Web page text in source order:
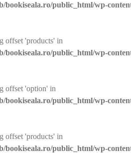
bookiseala.ro/public_html/wp-
offset 'products' in
bookiseala.ro/public_html/wp-
offset 'option' in
bookiseala.ro/public_html/wp-
offset 'products' in
bookiseala.ro/public_html/wp-